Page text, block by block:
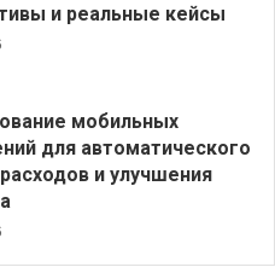
и реальные кейсы
мобильных
для автоматического
и улучшения